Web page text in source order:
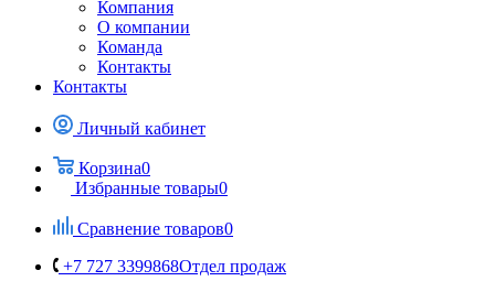
Компания
О компании
Команда
Контакты
Контакты
Личный кабинет
Корзина0
Избранные товары0
Сравнение товаров0
+7 727 3399868Отдел продаж